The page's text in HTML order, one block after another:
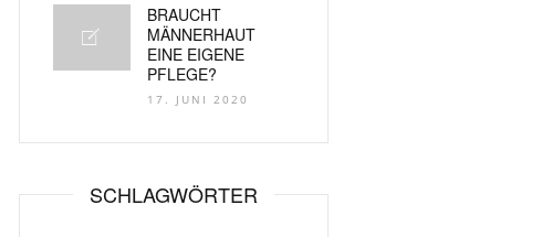
BRAUCHT
MÄNNERHAUT
EINE EIGENE
PFLEGE?
17. JUNI 2020
SCHLAGWÖRTER